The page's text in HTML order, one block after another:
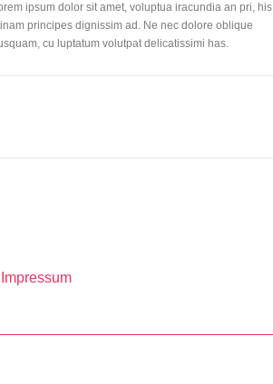
ipsum dolor sit amet, voluptua iracundia an pri, his
principes dignissim ad. Ne nec dolore oblique
cu luptatum volutpat delicatissimi has.
Impressum